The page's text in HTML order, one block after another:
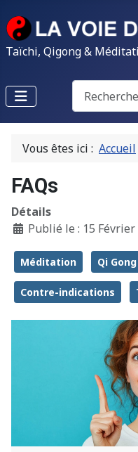
Taïchi, Qigong &
Search
Vous êtes ici : Accueil
FAQs
Détails
Publié le : 15 Février
Méditation Qi Gong
Contre-indications